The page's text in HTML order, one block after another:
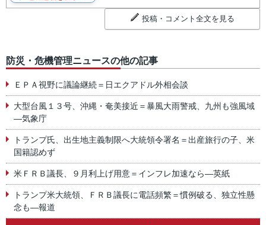
投稿・コメント全文を見る
防災・危機管理ニュースの他の記事
ＥＰＡ視野に議論継続＝日エクアドル外相会談
大型台風１３号、沖縄・奄美接近＝暴風大雨警戒、九州も強風域
―気象庁
トランプ氏、出生地主義制限へ大統領令署名＝出産旅行の子、米
国籍認めず
米ＦＲＢ議長、９月利上げ用意＝インフレ加速なら―英紙
トランプ米大統領、ＦＲＢ議長に電話頻繁＝慣例破る、独立性懸
念も―報道